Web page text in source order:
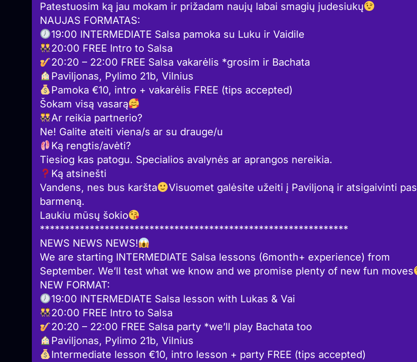
Patestuosim ką jau mokam ir prižadam naujų labai smagių judesiukų
NAUJAS FORMATAS:
19:00 INTERMEDIATE Salsa pamoka su Luku ir Vaidile
20:00 FREE Intro to Salsa
20:20 – 22:00 FREE Salsa vakarėlis *grosim ir Bachata
Paviljonas, Pylimo 21b, Vilnius
Pamoka €10, intro + vakarėlis FREE (tips accepted)
Šokam visą vasarą
Ar reikia partnerio?
Ne! Galite ateiti viena/s ar su drauge/u
Ką rengtis/avėti?
Tiesiog kas patogu. Specialios avalynės ar aprangos nereikia.
Ką atsinešti
Vandens, nes bus karšta
Visuomet galėsite užeiti į Paviljoną ir atsigaivinti pas
barmeną.
Laukiu mūsų šokio
**************************************************************
NEWS NEWS NEWS!
We are starting INTERMEDIATE Salsa lessons (6month+ experience) from
September. We’ll test what we know and we promise plenty of new fun moves
NEW FORMAT:
19:00 INTERMEDIATE Salsa lesson with Lukas & Vai
20:00 FREE Intro to Salsa
20:20 – 22:00 FREE Salsa party *we’ll play Bachata too
Paviljonas, Pylimo 21b, Vilnius
Intermediate lesson €10, intro lesson + party FREE (tips accepted)